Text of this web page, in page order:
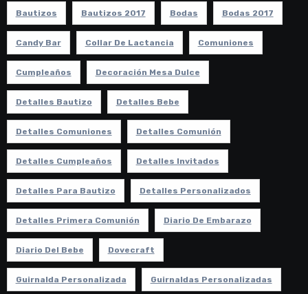
Bautizos Bautizos 2017 Bodas Bodas 2017
Candy Bar Collar De Lactancia Comuniones
Cumpleaños Decoración Mesa Dulce
Detalles Bautizo Detalles Bebe
Detalles Comuniones Detalles Comunión
Detalles Cumpleaños Detalles Invitados
Detalles Para Bautizo Detalles Personalizados
Detalles Primera Comunión Diario De Embarazo
Diario Del Bebe Dovecraft
Guirnalda Personalizada Guirnaldas Personalizadas